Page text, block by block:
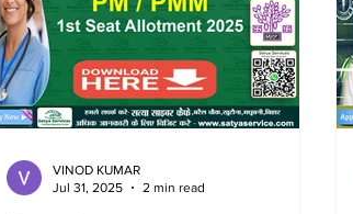
VINOD KUMAR
Jul 31, 2025
2 min read